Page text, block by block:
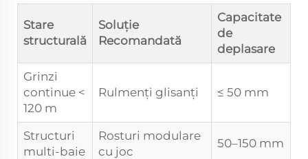
Stare
structurală
Soluție
Recomandată
Capacitate
de
deplasare
Grinzi
continue <
120 m
Rulmenți glisanți ≤ 50 mm
Structuri
multi-baie
Rosturi modulare
cu joc
50–150 mm